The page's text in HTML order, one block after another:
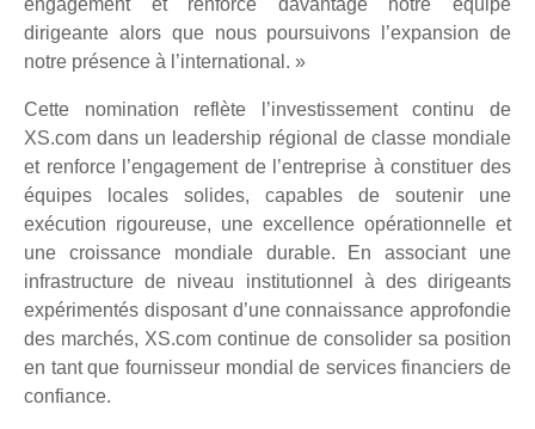
dirigeante alors que nous poursuivons l’expansion de
notre présence à l’international. »
Cette nomination reflète l’investissement continu de
XS.com dans un leadership régional de classe mondiale
et renforce l’engagement de l’entreprise à constituer des
équipes locales solides, capables de soutenir une
exécution rigoureuse, une excellence opérationnelle et
une croissance mondiale durable. En associant une
infrastructure de niveau institutionnel à des dirigeants
expérimentés disposant d’une connaissance approfondie
des marchés, XS.com continue de consolider sa position
en tant que fournisseur mondial de services financiers de
confiance.